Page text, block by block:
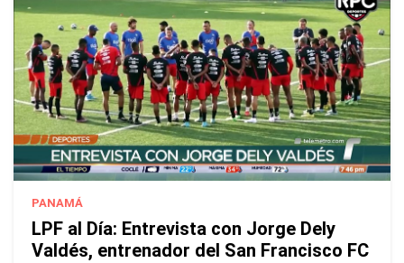
PANAMÁ
LPF al Día: Entrevista con Jorge Dely
Valdés, entrenador del San Francisco FC